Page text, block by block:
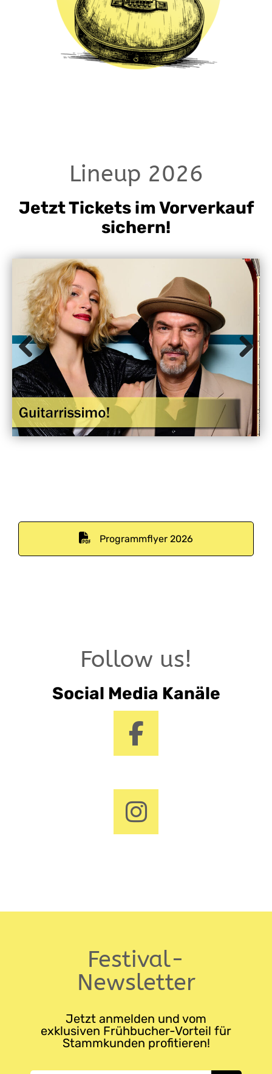
Lineup 2026
Jetzt Tickets im Vorverkauf
sichern!
Previous
Programmflyer 2026
Follow us!
Social Media Kanäle
Festival-
Newsletter
Jetzt anmelden und vom
exklusiven Frühbucher-Vorteil für
Stammkunden profitieren!